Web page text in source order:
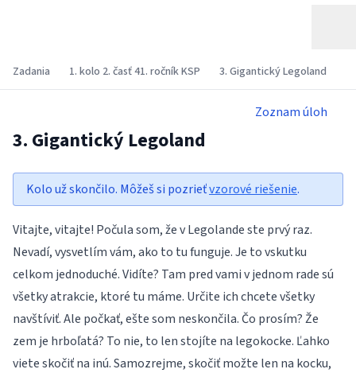
Zadania 1. kolo 2. časť 41. ročník KSP 3. Gigantický Legoland
Zoznam úloh
3. Gigantický Legoland
Kolo už skončilo. Môžeš si pozrieťvzorové riešenie.
Vitajte, vitajte! Počula som, že v Legolande ste prvý raz.
Nevadí, vysvetlím vám, ako to tu funguje. Je to vskutku
celkom jednoduché. Vidíte? Tam pred vami v jednom rade sú
všetky atrakcie, ktoré tu máme. Určite ich chcete všetky
navštíviť. Ale počkať, ešte som neskončila. Čo prosím? Že
zem je hrboľatá? To nie, to len stojíte na legokocke. Ľahko
viete skočiť na inú. Samozrejme, skočiť možte len na kocku,